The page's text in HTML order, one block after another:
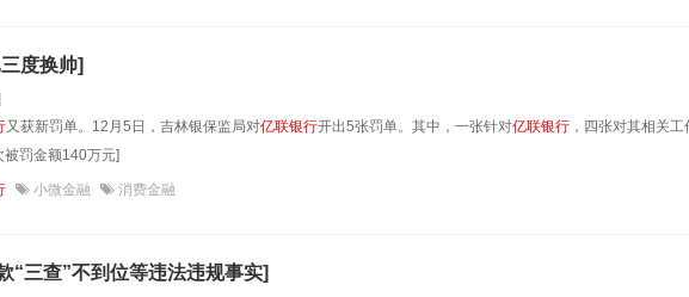
度换帅]
又获新罚单。12月5日，吉林银保监局对亿联银行开出5张罚单。其中，一张针对亿联银行 ，四张对其相关工
被罚金额140万元]
小微金融 消费金融
“三查”不到位等违法违规事实]